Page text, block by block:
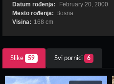
Datum rođenja:
February 20, 2000
Mesto rođenja:
Bosna
Visina: 168 cm
Slike 59 Svi pornici 6